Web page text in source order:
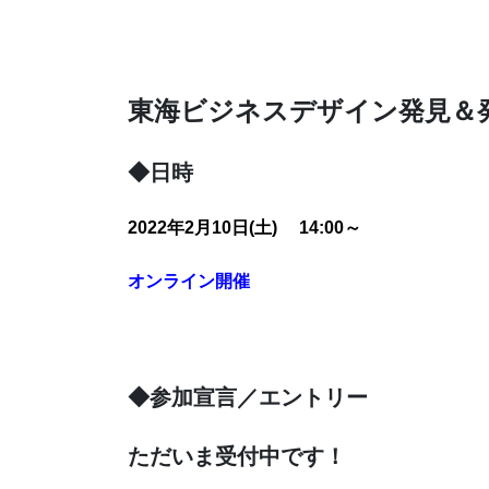
東海ビジネスデザイン発見＆
◆日時
2022年2月10日(土) 14:00～
オンライン開催
◆参加宣言／エントリー
ただいま受付中です！